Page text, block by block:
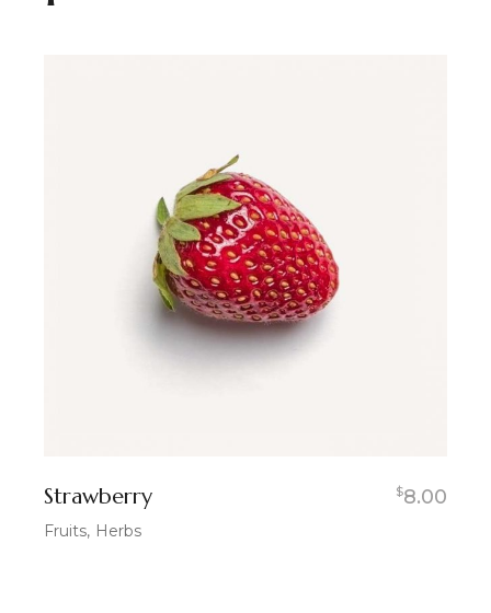
Strawberry $8.00
Fruits Herbs